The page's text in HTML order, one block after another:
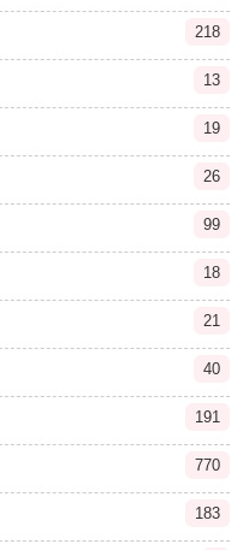
218
13
19
26
99
18
21
40
191
770
183